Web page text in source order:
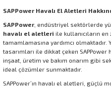
SAPPower Havalı El Aletleri
SAPPower, endüstriyel sektörlerde
havalı el aletleri ile kullanıcıların
tamamlamasına yardımcı
tasarımları ile dikkat çeken
inşaat, üretim ve bakım onarım gibi
ideal çözümler sunmaktadır.
SAPPower’ın havalı el aletleri, güçlü